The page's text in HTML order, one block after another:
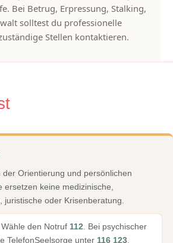
Bei Betrug, Erpressung, Stalking,
solltest du professionelle
Stellen kontaktieren.
Orientierung und persönlichen
ersetzen keine medizinische,
juristische oder Krisenberatung.
Wähle den Notruf 112 . Bei psychischer
TelefonSeelsorge unter 116 123